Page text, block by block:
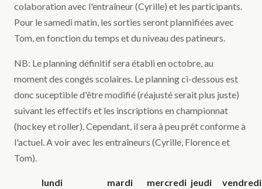
colaboration avec l'entraîneur (Cyrille) et les participants.
Pour le samedi matin, les sorties seront plannifiées avec
Tom, en fonction du temps et du niveau des patineurs.
NB: Le planning définitif sera établi en octobre, au
moment des congés scolaires. Le planning ci-dessous est
donc suceptible d'être modifié (réajusté serait plus juste)
suivant les effectifs et les inscriptions en championnat
(hockey et roller). Cependant, il sera à peu prêt conforme à
l'actuel. A voir avec les entraîneurs (Cyrille, Florence et
Tom).
lundi mardi mercredi jeudi vendredi